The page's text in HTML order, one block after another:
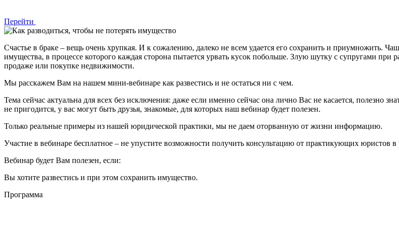
Перейти
Счастье в браке – вещь очень хрупкая. И к сожалению, далеко не всем удается его сохранить и приумножить.
имущества, в процессе которого каждая сторона пытается урвать кусок побольше. Злую шутку с супругами
продаже или покупке недвижимости.
Мы расскажем Вам на нашем мини-вебинаре как развестись и не остаться ни с чем.
Тема сейчас актуальна для всех без исключения: даже если именно сейчас она лично Вас не касается, полезно
не пригодится, у вас могут быть друзья, знакомые, для которых наш вебинар будет полезен.
Только реальные примеры из нашей юридической практики, мы не даем оторванную от жизни информацию.
Участие в вебинаре бесплатное – не упустите возможности получить консультацию от практикующих юристов
Вебинар будет Вам полезен, если:
Вы хотите развестись и при этом сохранить имущество.
Программа